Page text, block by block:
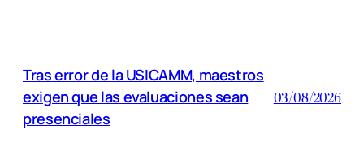
Tras error de la USICAMM, maestros
exigen que las evaluaciones sean
presenciales
03/08/2026